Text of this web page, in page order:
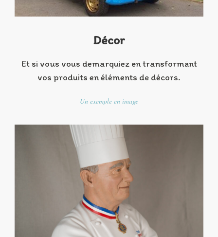
Décor
Et si vous vous demarquiez en transformant
vos produits en éléments de décors.
Un exemple en image